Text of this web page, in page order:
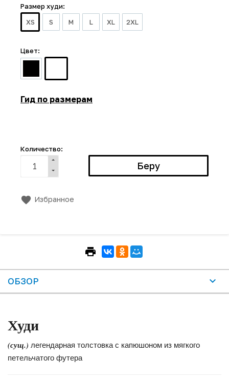
Размер худи:
XS
S M L XL 2XL
Цвет:
Гид по размерам
Количество:
Избранное
ОБЗОР
Худи
(сущ.) легендарная толстовка с капюшоном из мягкого
петельчатого футера